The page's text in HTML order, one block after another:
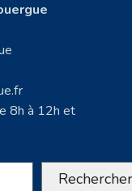
8h à 12h et
Rechercher